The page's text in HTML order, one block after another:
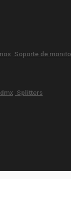
Soporte de
Splitters